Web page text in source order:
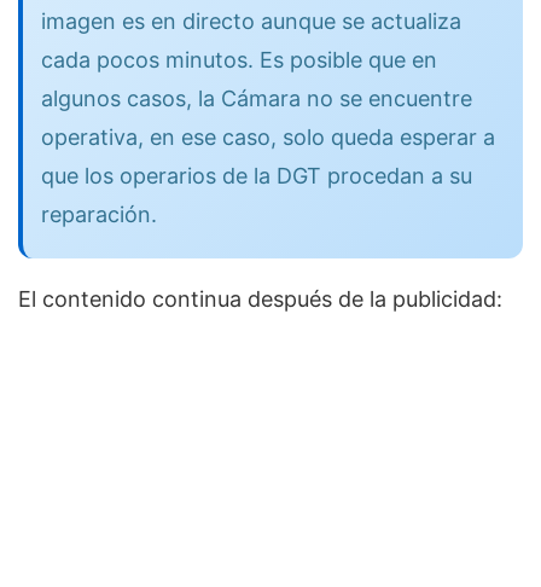
imagen es en directo aunque se actualiza
cada pocos minutos. Es posible que en
algunos casos, la Cámara no se encuentre
operativa, en ese caso, solo queda esperar a
que los operarios de la DGT procedan a su
reparación.
El contenido continua después de la publicidad: